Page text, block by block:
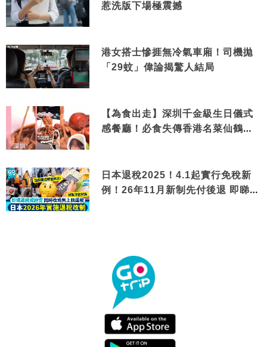
惹洗版下場極震撼
港女搭士慘捱無冷氣車廂！司機拋
「29蚊」偉論揭驚人結局
【為食出走】深圳千金級生日儀式
感餐廳！必食失傳香港名菜仙鶴神
日本退稅2025！4.1起實行免稅新
例！26年11月新制先付後退 即睇步